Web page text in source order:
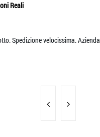
Reali
Spedizione velocissima.